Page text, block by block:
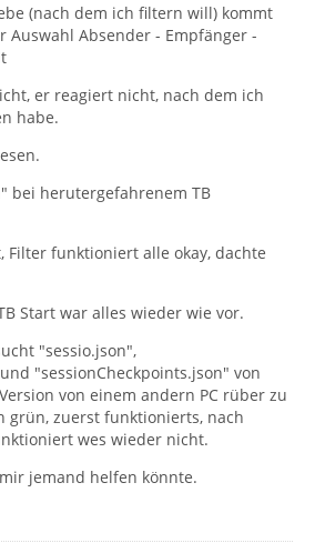
(nach dem ich filtern will) kommt
Auswahl Absender - Empfänger -
er reagiert nicht, nach dem ich
habe.
bei herutergefahrenem TB
Filter funktioniert alle okay, dachte
Start war alles wieder wie vor.
"sessio.json",
"sessionCheckpoints.json" von
von einem andern PC rüber zu
grün, zuerst funktionierts, nach
wes wieder nicht.
jemand helfen könnte.